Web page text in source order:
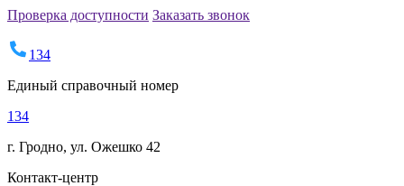
Проверка доступности Заказать звонок
134
Единый справочный номер
134
г. Гродно, ул. Ожешко 42
Контакт-центр